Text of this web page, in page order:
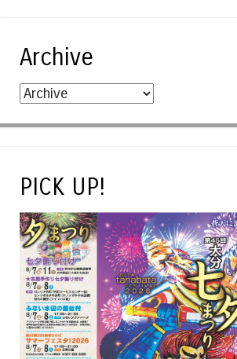
Archive
PICK UP!